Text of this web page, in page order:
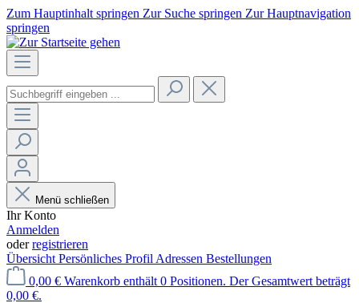
Zum Hauptinhalt springen Zur Suche springen Zur Hauptnavigation
springen
Menü schließen
Ihr Konto
Anmelden
oderregistrieren
Übersicht Persönliches Profil Adressen Bestellungen
0,00 € Warenkorb enthält 0 Positionen. Der Gesamtwert beträgt
0,00 €.